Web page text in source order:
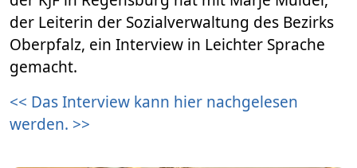
der Leiterin der Sozialverwaltung des Bezirks
Oberpfalz, ein Interview in Leichter Sprache
gemacht.
<< Das Interview kann hier nachgelesen
werden. >>